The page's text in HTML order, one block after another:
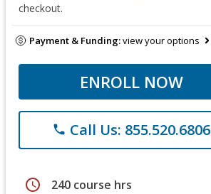
checkout.
Payment & Funding:view your options
ENROLL NOW
phone Call Us: 855.520.6806
schedule 240 course hrs